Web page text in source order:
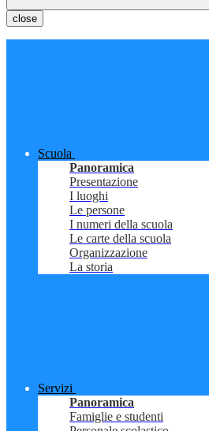
close
Scuola
Panoramica
Presentazione
I luoghi
Le persone
I numeri della scuola
Le carte della scuola
Organizzazione
La storia
Servizi
Panoramica
Famiglie e studenti